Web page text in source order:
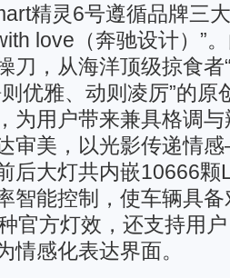
精灵6号遵循品牌三
love（奔驰设计）”
刀，从海洋顶级掠食者
优雅、动则凌厉”的原
为用户带来兼具格调
审美，以光影传递情
后大灯共内嵌10666颗
智能控制，使车辆具
官方灯效，还支持用
情感化表达界面。